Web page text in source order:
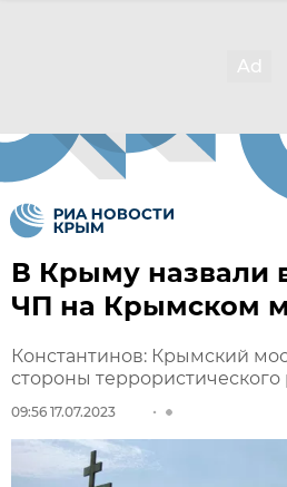
В Крыму назвали
ЧП на Крымском
Константинов: Крымский
стороны
09:56 17.07.2023